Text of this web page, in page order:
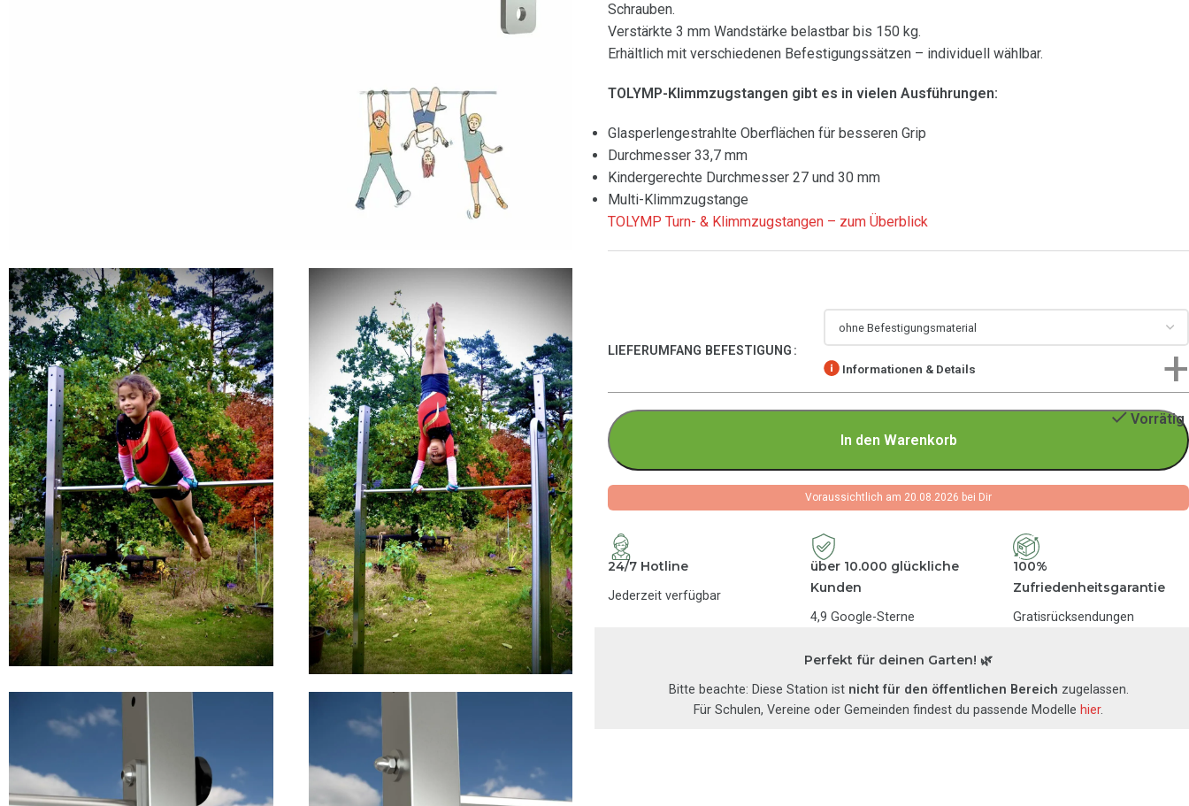
Schrauben.
Verstärkte 3 mm Wandstärke belastbar bis 150 kg.
Erhältlich mit verschiedenen Befestigungssätzen – individuell wählbar.
TOLYMP-Klimmzugstangen gibt es in vielen Ausführungen:
Glasperlengestrahlte Oberflächen für besseren Grip
Durchmesser 33,7 mm
Kindergerechte Durchmesser 27 und 30 mm
Multi-Klimmzugstange
TOLYMP Turn- & Klimmzugstangen – zum Überblick
LIEFERUMFANG BEFESTIGUNG
Informationen & Details
Vorrätig
In den Warenkorb
Voraussichtlich am 20.08.2026 bei Dir
24/7 Hotline
Jederzeit verfügbar
über 10.000 glückliche
Kunden
4,9 Google-Sterne
100%
Zufriedenheitsgarantie
Gratisrücksendungen
Perfekt für deinen Garten! 🌿
Bitte beachte: Diese Station ist nicht für den öffentlichen Bereich zugelassen.
Für Schulen, Vereine oder Gemeinden findest du passende Modelle hier.